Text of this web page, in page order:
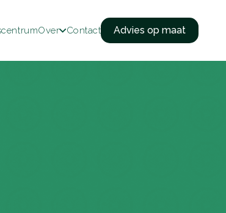
Over Contact Advies op maat